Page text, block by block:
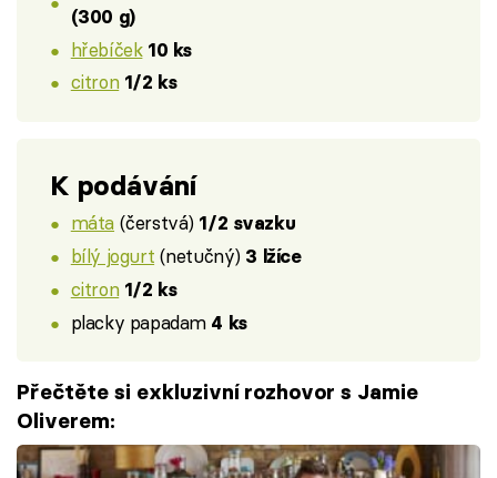
(300 g)
hřebíček 10 ks
citron 1/2 ks
K podávání
máta (čerstvá) 1/2 svazku
bílý jogurt (netučný) 3 lžíce
citron 1/2 ks
placky papadam 4 ks
Přečtěte si exkluzivní rozhovor s Jamie
Oliverem: